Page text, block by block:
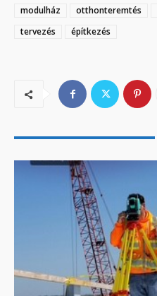
modulház
otthonteremtés
tervezés
építkezés